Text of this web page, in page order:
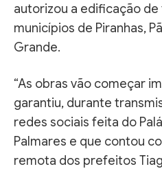
autorizou a edificação
municípios de Piranhas,
Grande.
“As obras vão começar
garantiu, durante
redes sociais feita do
Palmares e que contou
remota dos prefeitos